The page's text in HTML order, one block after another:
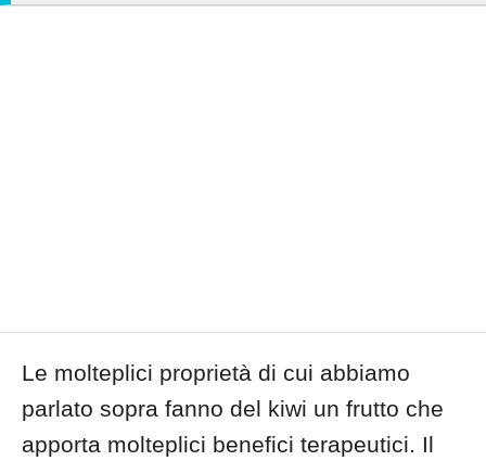
Le molteplici proprietà di cui abbiamo
parlato sopra fanno del kiwi un frutto che
apporta molteplici benefici terapeutici. Il